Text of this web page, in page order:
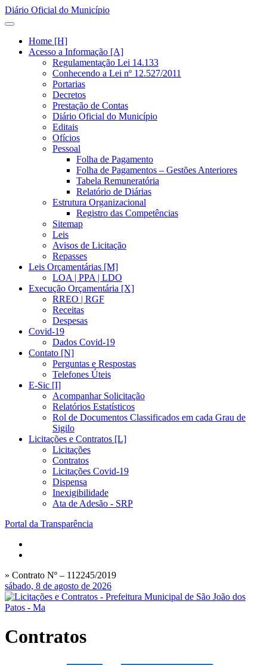
Diário Oficial do Município
Home [H]
Acesso a Informação [A]
Regulamentação Lei 14.133
Conhecendo a Lei nº 12.527/2011
Portarias
Decretos
Prestação de Contas
Diário Oficial do Município
Editais
Ofícios
Pessoal
Folha de Pagamento
Folha de Pagamentos – Gestões Anteriores
Tabela Remuneratória
Relatório de Diárias
Estrutura Organizacional
Registro das Competências
Sitemap
Leis
Avisos de Licitação
Repasses
Leis Orçamentárias [M]
LOA | PPA | LDO
Execução Orçamentária [X]
RREO | RGF
Receitas
Despesas
Covid-19
Dados Covid-19
Contato [N]
Perguntas e Respostas
Telefones Úteis
E-Sic [I]
Acompanhar Solicitação
Relatórios Estatísticos
Rol de Documentos Classificados em cada Grau de
Sigilo
Licitações e Contratos [L]
Licitações
Contratos
Licitações Covid-19
Dispensa
Inexigibilidade
Ata de Adesão - SRP
Portal da Transparência
» Contrato Nº – 112245/2019
sábado, 8 de agosto de 2026
Contratos